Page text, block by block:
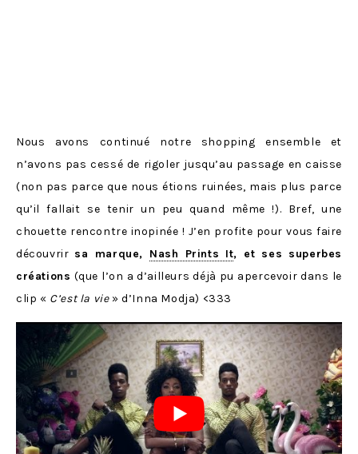
Nous avons continué notre shopping ensemble et
n’avons pas cessé de rigoler jusqu’au passage en caisse
(non pas parce que nous étions ruinées, mais plus parce
qu’il fallait se tenir un peu quand même !). Bref, une
chouette rencontre inopinée ! J’en profite pour vous faire
découvrir sa marque, Nash Prints It, et ses superbes
créations (que l’on a d’ailleurs déjà pu apercevoir dans le
clip « C’est la vie» d’Inna Modja) <333